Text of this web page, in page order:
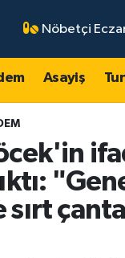
Nöbetçi
Asayiş
sırt
Eczaneler
Durumu
Vakitleri
Yoğunluk
Durumu ve